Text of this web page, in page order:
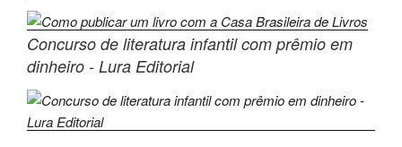
Concurso de literatura infantil com prêmio em
dinheiro - Lura Editorial